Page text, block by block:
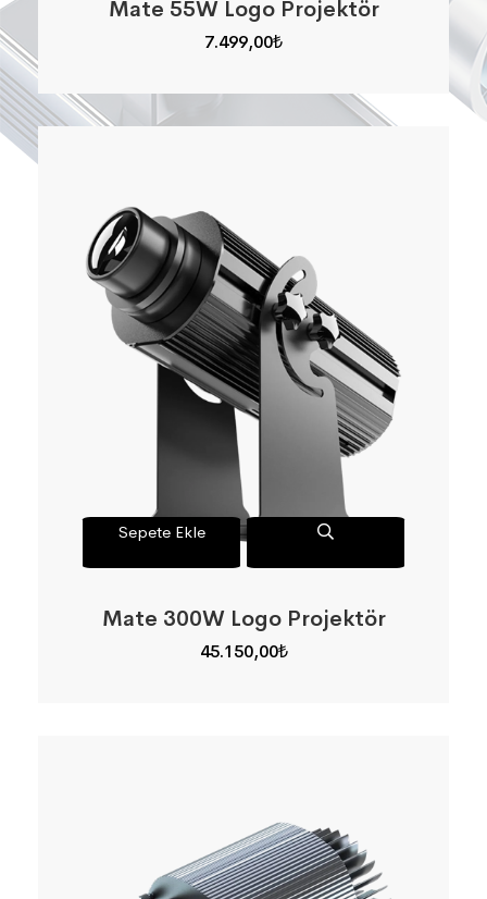
Mate 55W Logo Projektör
7.499,00₺
Sepete Ekle
Mate 300W Logo Projektör
45.150,00₺